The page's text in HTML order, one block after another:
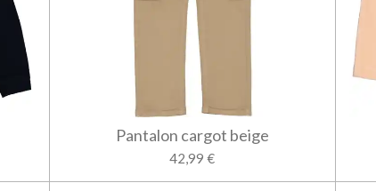
Pantalon cargot beige
42,99 €